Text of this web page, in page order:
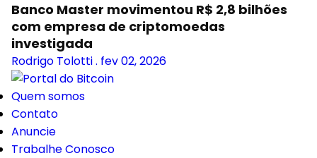
Banco Master movimentou R$ 2,8 bilhões
com empresa de criptomoedas
investigada
Rodrigo Tolotti. fev 02, 2026
Quem somos
Contato
Anuncie
Trabalhe Conosco